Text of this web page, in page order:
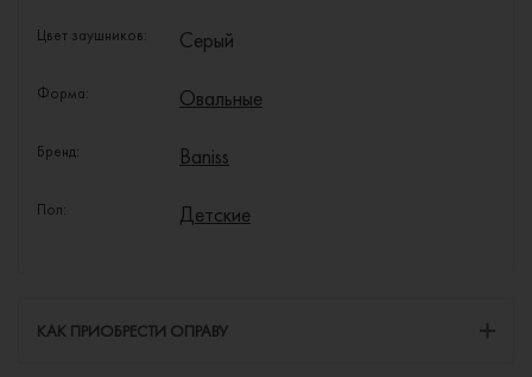
Цвет заушников: Серый
Форма: Овальные
Бренд: Baniss
Пол: Детские
КАК ПРИОБРЕСТИ ОПРАВУ